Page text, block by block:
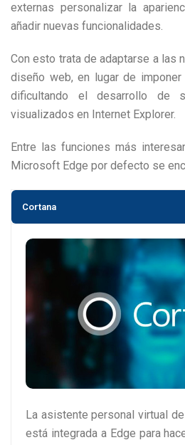
externas personalizar la
añadir nuevas funcionalidades.
Con esto trata de adaptarse a las
diseño web, en lugar de
dificultando el desarrollo de
visualizados en Internet Explorer.
Entre las funciones más
Microsoft Edge por defecto se
Cortana
La asistente personal virtual
está integrada a Edge para